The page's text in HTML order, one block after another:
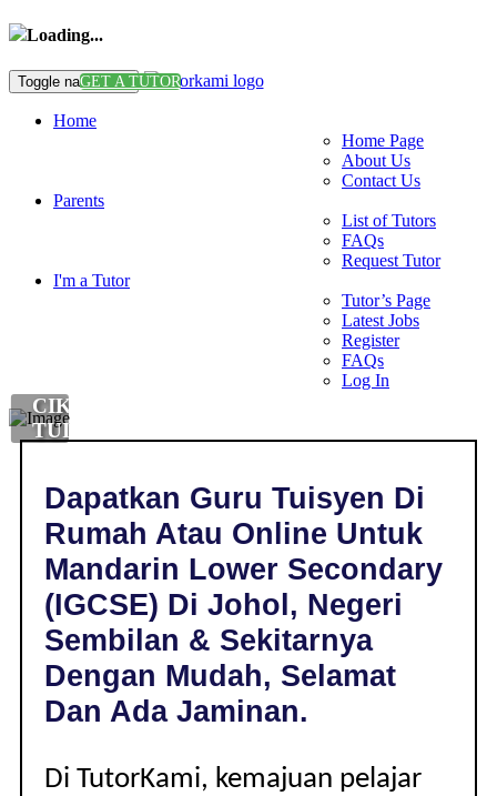
Loading...
Toggle navigationGET A TUTOR
Home
Home Page
About Us
Contact Us
Parents
List of Tutors
FAQs
Request Tutor
I'm a Tutor
Tutor’s Page
Latest Jobs
Register
FAQs
Log In
CIKGU
TUISYEN
JOHOL,
NEGERI
SEMBILAN
LOWER
SECONDARY
(IGCSE)
Dapatkan Guru Tuisyen Di
Rumah Atau Online Untuk
Mandarin Lower Secondary
(IGCSE) Di Johol, Negeri
Sembilan & Sekitarnya
Dengan Mudah, Selamat
Dan Ada Jaminan.
Di TutorKami, kemajuan pelajar